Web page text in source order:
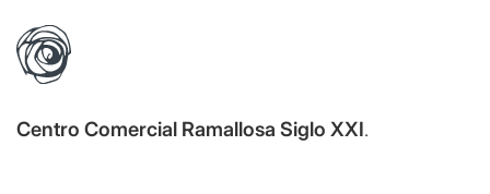
Centro Comercial Ramallosa Siglo XXI.